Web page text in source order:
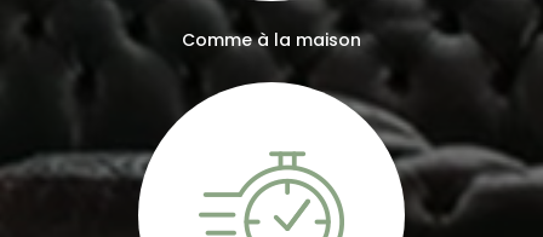
Comme à la maison